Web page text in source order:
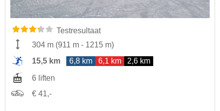
Testresultaat
304 m (911 m - 1215 m)
15,5 km
6,8 km 6,1 km 2,6 km
6 liften
€ 41,-